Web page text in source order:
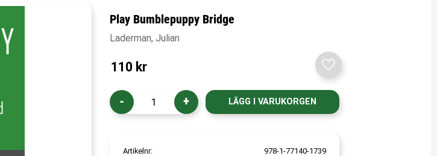
Play Bumblepuppy Bridge
Laderman, Julian
110 kr
+
-
Lägg till i favoriter
Artikelnr 978-1-77140-1739